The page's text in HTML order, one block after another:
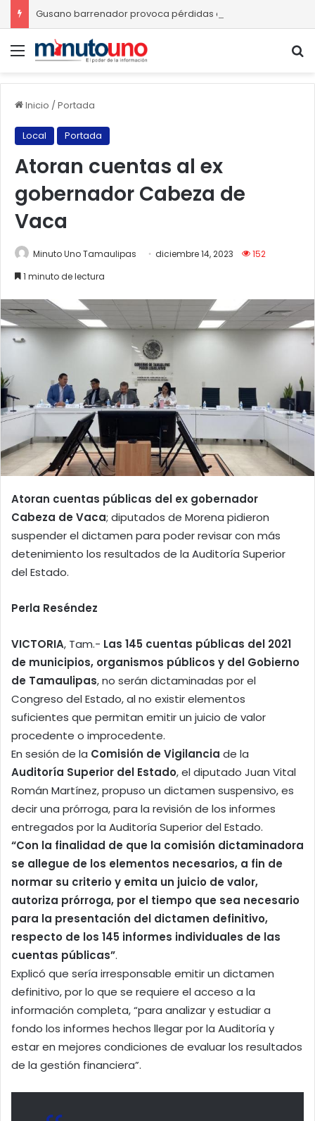
Menú
Inicio /Portada
Local Portada
Atoran cuentas al ex
gobernador Cabeza de
Vaca
Minuto Uno Tamaulipas diciembre 14, 2023
152
1 minuto de lectura
Atoran cuentas públicas del ex gobernador
Cabeza de Vaca; diputados de Morena pidieron
suspender el dictamen para poder revisar con más
detenimiento los resultados de la Auditoría Superior
del Estado.
Perla Reséndez
VICTORIA, Tam.- Las 145 cuentas públicas del 2021
de municipios, organismos públicos y del Gobierno
de Tamaulipas, no serán dictaminadas por el
Congreso del Estado, al no existir elementos
suficientes que permitan emitir un juicio de valor
procedente o improcedente.
En sesión de la Comisión de Vigilancia de la
Auditoría Superior del Estado, el diputado Juan Vital
Román Martínez, propuso un dictamen suspensivo, es
decir una prórroga, para la revisión de los informes
entregados por la Auditoría Superior del Estado.
“Con la finalidad de que la comisión dictaminadora
se allegue de los elementos necesarios, a fin de
normar su criterio y emita un juicio de valor,
autoriza prórroga, por el tiempo que sea necesario
para la presentación del dictamen definitivo,
respecto de los 145 informes individuales de las
cuentas públicas”.
Explicó que sería irresponsable emitir un dictamen
definitivo, por lo que se requiere el acceso a la
información completa, “para analizar y estudiar a
fondo los informes hechos llegar por la Auditoría y
estar en mejores condiciones de evaluar los resultados
de la gestión financiera”.